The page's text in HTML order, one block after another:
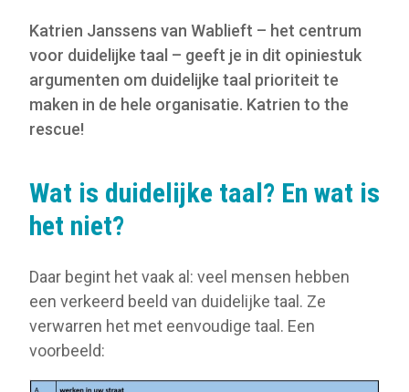
Katrien Janssens van Wablieft – het centrum
voor duidelijke taal – geeft je in dit opiniestuk
argumenten om duidelijke taal prioriteit te
maken in de hele organisatie. Katrien to the
rescue!
Wat is duidelijke taal? En wat is
het niet?
Daar begint het vaak al: veel mensen hebben
een verkeerd beeld van duidelijke taal. Ze
verwarren het met eenvoudige taal. Een
voorbeeld: